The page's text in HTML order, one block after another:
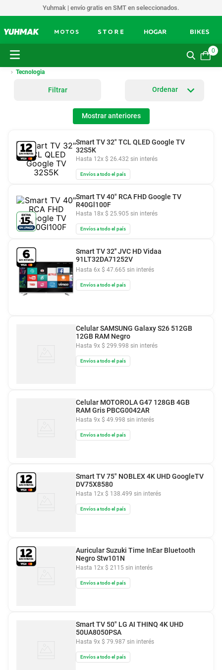
Yuhmak | envío gratis en SMT en seleccionados.
0
Tecnologia
Filtrar
Mostrar anteriores
Hasta 12x $ 26.432 sin interés
Smart TV 32" TCL QLED Google TV
32S5K
Envíos a todo el país
Hasta 18x $ 25.905 sin interés
Smart TV 40" RCA FHD Google TV
R40Gl100F
Envíos a todo el país
Hasta 6x $ 47.665 sin interés
Smart TV 32'' JVC HD Vidaa
91LT32DA71252V
Envíos a todo el país
Hasta 9x $ 299.998 sin interés
Celular SAMSUNG Galaxy S26 512GB
12GB RAM Negro
Envíos a todo el país
Hasta 9x $ 49.998 sin interés
Celular MOTOROLA G47 128GB 4GB
RAM Gris PBCG0042AR
Envíos a todo el país
Hasta 12x $ 138.499 sin interés
Smart TV 75" NOBLEX 4K UHD GoogleTV
DV75X8580
Envíos a todo el país
Hasta 12x $ 2115 sin interés
Auricular Suzuki Time InEar Bluetooth
Negro Stw101N
Envíos a todo el país
Hasta 9x $ 79.987 sin interés
Smart TV 50" LG AI THINQ 4K UHD
50UA8050PSA
Envíos a todo el país